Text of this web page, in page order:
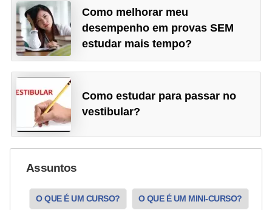
Como melhorar meu
desempenho em provas SEM
estudar mais tempo?
Como estudar para passar no
vestibular?
Assuntos
O QUE É UM CURSO? O QUE É UM MINI-CURSO?
ã
o
V
í
d
s